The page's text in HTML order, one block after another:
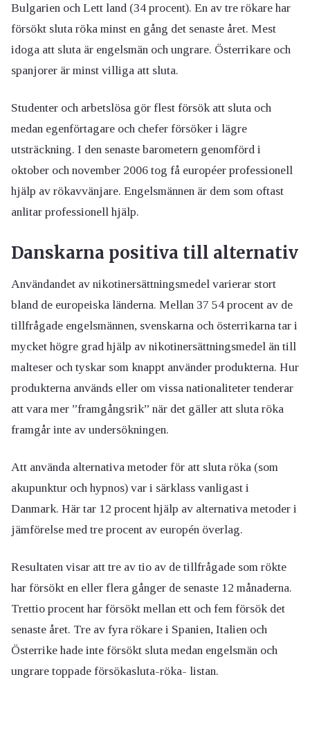
Bulgarien och Lett land (34 procent). En av tre rökare har
försökt sluta röka minst en gång det senaste året. Mest
idoga att sluta är engelsmän och ungrare. Österrikare och
spanjorer är minst villiga att sluta.
Studenter och arbetslösa gör flest försök att sluta och
medan egenförtagare och chefer försöker i lägre
utsträckning. I den senaste barometern genomförd i
oktober och november 2006 tog få européer professionell
hjälp av rökavvänjare. Engelsmännen är dem som oftast
anlitar professionell hjälp.
Danskarna positiva till alternativ
Användandet av nikotinersättningsmedel varierar stort
bland de europeiska länderna. Mellan 37 54 procent av de
tillfrågade engelsmännen, svenskarna och österrikarna tar i
mycket högre grad hjälp av nikotinersättningsmedel än till
malteser och tyskar som knappt använder produkterna. Hur
produkterna används eller om vissa nationaliteter tenderar
att vara mer ”framgångsrik” när det gäller att sluta röka
framgår inte av undersökningen.
Att använda alternativa metoder för att sluta röka (som
akupunktur och hypnos) var i särklass vanligast i
Danmark. Här tar 12 procent hjälp av alternativa metoder i
jämförelse med tre procent av europén överlag.
Resultaten visar att tre av tio av de tillfrågade som rökte
har försökt en eller flera gånger de senaste 12 månaderna.
Trettio procent har försökt mellan ett och fem försök det
senaste året. Tre av fyra rökare i Spanien, Italien och
Österrike hade inte försökt sluta medan engelsmän och
ungrare toppade försökasluta-röka- listan.